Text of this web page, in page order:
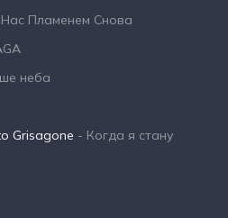
Пламенем Снова
неба
Grisagone - Когда я стану